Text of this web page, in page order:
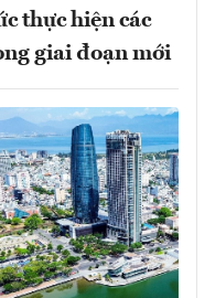
thực hiện các
giai đoạn mới